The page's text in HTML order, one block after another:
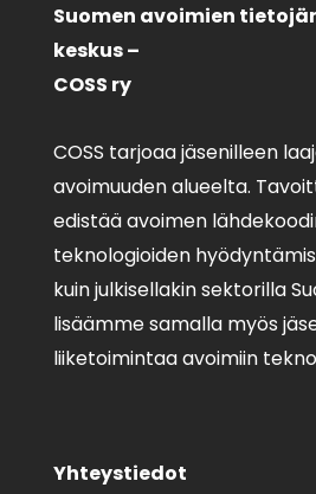
Suomen avoimien
keskus –
COSS ry
COSS tarjoaa jäsenilleen
avoimuuden alueelta.
edistää avoimen
teknologioiden
kuin julkisellakin sektorilla
lisäämme samalla myös
liiketoimintaa avoimiin
Yhteystiedot